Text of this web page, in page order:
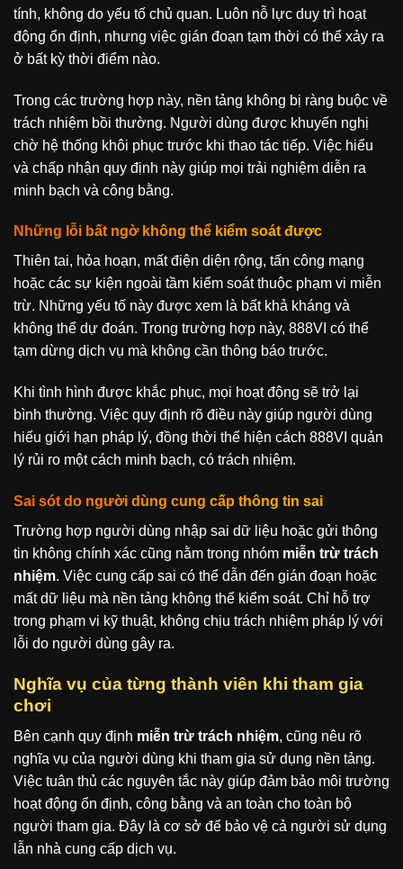
tính, không do yếu tố chủ quan. Luôn nỗ lực duy trì hoạt
động ổn định, nhưng việc gián đoạn tạm thời có thể xảy ra
ở bất kỳ thời điểm nào.
Trong các trường hợp này, nền tảng không bị ràng buộc về
trách nhiệm bồi thường. Người dùng được khuyến nghị
chờ hệ thống khôi phục trước khi thao tác tiếp. Việc hiểu
và chấp nhận quy định này giúp mọi trải nghiệm diễn ra
minh bạch và công bằng.
Những lỗi bất ngờ không thể kiểm soát được
Thiên tai, hỏa hoạn, mất điện diện rộng, tấn công mạng
hoặc các sự kiện ngoài tầm kiểm soát thuộc phạm vi miễn
trừ. Những yếu tố này được xem là bất khả kháng và
không thể dự đoán. Trong trường hợp này, 888VI có thể
tạm dừng dịch vụ mà không cần thông báo trước.
Khi tình hình được khắc phục, mọi hoạt động sẽ trở lại
bình thường. Việc quy định rõ điều này giúp người dùng
hiểu giới hạn pháp lý, đồng thời thể hiện cách 888VI quản
lý rủi ro một cách minh bạch, có trách nhiệm.
Sai sót do người dùng cung cấp thông tin sai
Trường hợp người dùng nhập sai dữ liệu hoặc gửi thông
tin không chính xác cũng nằm trong nhóm miễn trừ trách
nhiệm. Việc cung cấp sai có thể dẫn đến gián đoạn hoặc
mất dữ liệu mà nền tảng không thể kiểm soát. Chỉ hỗ trợ
trong phạm vi kỹ thuật, không chịu trách nhiệm pháp lý với
lỗi do người dùng gây ra.
Nghĩa vụ của từng thành viên khi tham gia
chơi
Bên cạnh quy định miễn trừ trách nhiệm, cũng nêu rõ
nghĩa vụ của người dùng khi tham gia sử dụng nền tảng.
Việc tuân thủ các nguyên tắc này giúp đảm bảo môi trường
hoạt động ổn định, công bằng và an toàn cho toàn bộ
người tham gia. Đây là cơ sở để bảo vệ cả người sử dụng
lẫn nhà cung cấp dịch vụ.